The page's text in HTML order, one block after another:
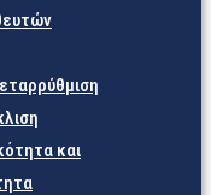
και